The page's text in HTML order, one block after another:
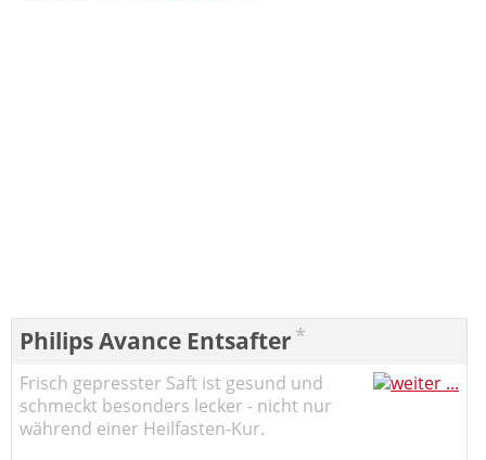
Philips Avance Entsafter *
Frisch gepresster Saft ist gesund und
schmeckt besonders lecker - nicht nur
während einer Heilfasten-Kur.